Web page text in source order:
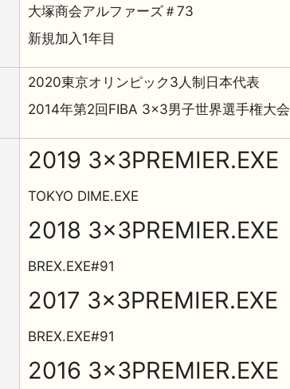
大塚商会アルファーズ＃73
新規加入1年目
2020東京オリンピック3人制日本代表
2014年第2回FIBA 3×3男子世界選手権大
2019 3x3PREMIER.EXE
TOKYO DIME.EXE
2018 3x3PREMIER.EXE
BREX.EXE#91
2017 3x3PREMIER.EXE
BREX.EXE#91
2016 3x3PREMIER.EXE